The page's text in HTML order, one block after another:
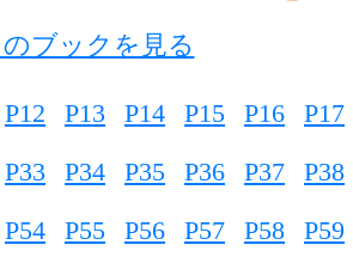
ブックを見る
P12 P13 P14 P15 P16 P17
P33 P34 P35 P36 P37 P38
P54 P55 P56 P57 P58 P59